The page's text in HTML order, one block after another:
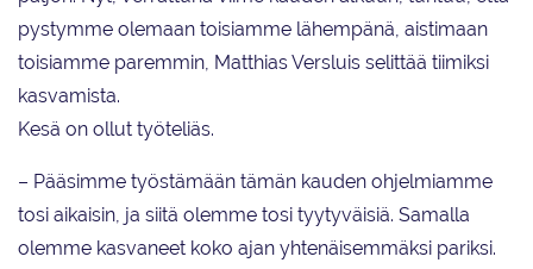
pystymme olemaan toisiamme lähempänä, aistimaan
toisiamme paremmin, Matthias Versluis selittää tiimiksi
kasvamista.
Kesä on ollut työteliäs.
– Pääsimme työstämään tämän kauden ohjelmiamme
tosi aikaisin, ja siitä olemme tosi tyytyväisiä. Samalla
olemme kasvaneet koko ajan yhtenäisemmäksi pariksi.